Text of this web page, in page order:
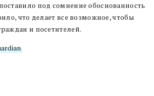
под сомнение обоснованность
что делает все возможное, чтобы
и посетителей.